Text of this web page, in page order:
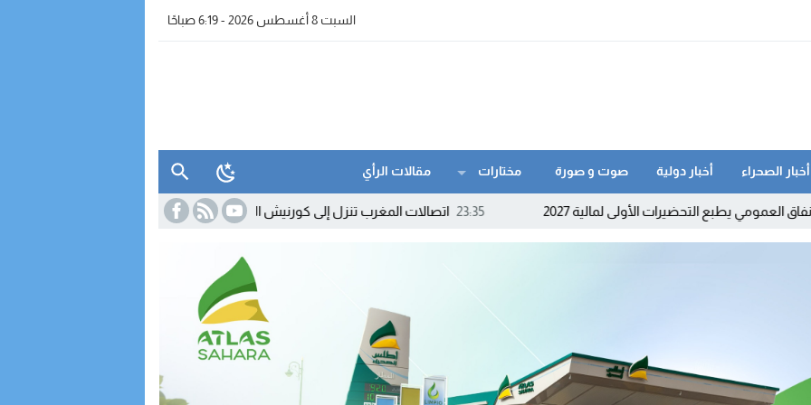
السبت 8 أغسطس 2026 - 6:19 صباحًا
أخبار الصحراء أخبار دولية صوت و صورة مختارات مقالات الرأي
23:35 اتصالات المغرب تنزل إلى كورنيش الداخلة لتقريب عروضها وخدماتها من الزبناء التحضيرات الأولى لمالية 2027